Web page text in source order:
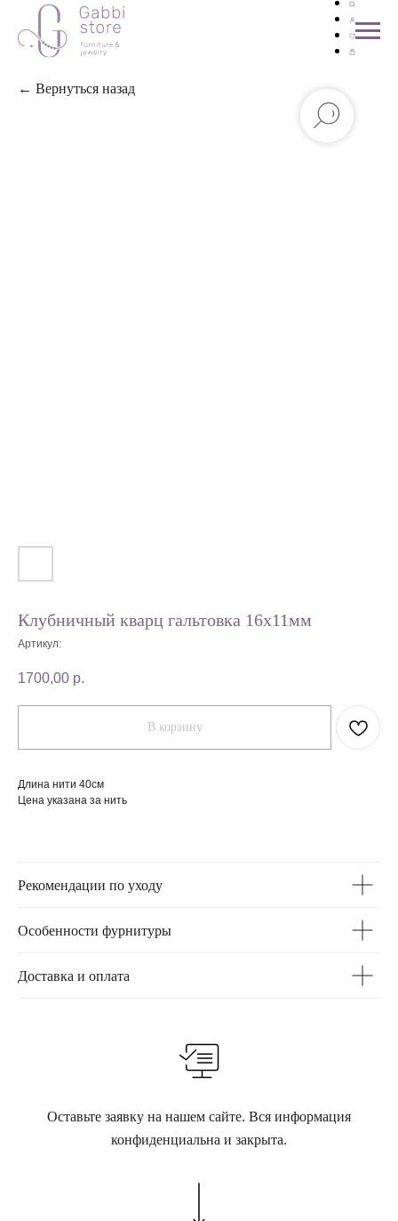
← Вернуться назад
Клубничный кварц гальтовка 16х11мм
Артикул:
1700,00 р.
В корзину
Длина нити 40см
Цена указана за нить
Рекомендации по уходу
Особенности фурнитуры
Доставка и оплата
Оставьте заявку на нашем сайте. Вся информация
конфиденциальна и закрыта.